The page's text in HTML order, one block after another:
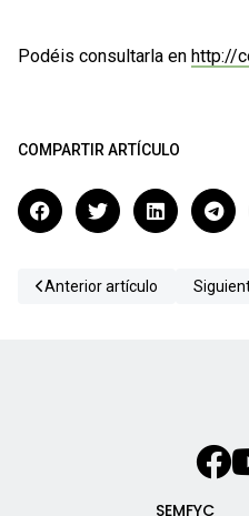
Podéis consultarla en http://
COMPARTIR ARTÍCULO
Anterior artículo
SEMFYC